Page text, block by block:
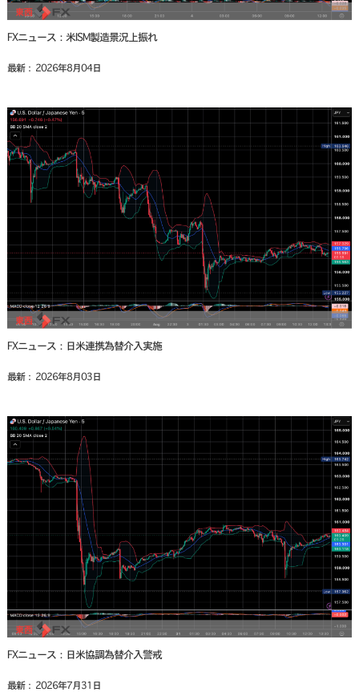
FXニュース：米ISM製造景況上振れ
最新： 2026年8月04日
FXニュース：日米連携為替介入実施
最新： 2026年8月03日
FXニュース：日米協調為替介入警戒
最新： 2026年7月31日